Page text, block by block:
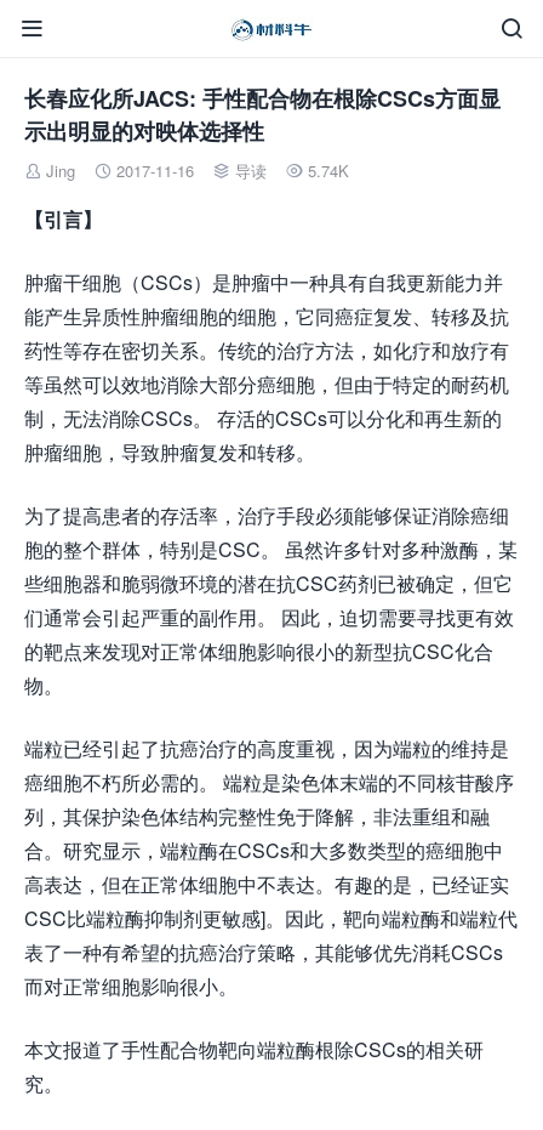


长春应化所JACS: 手性配合物在根除CSCs方面显
示出明显的对映体选择性
 Jing  2017-11-16  导读  5.74K
【引言】
肿瘤干细胞（CSCs）是肿瘤中一种具有自我更新能力并
能产生异质性肿瘤细胞的细胞，它同癌症复发、转移及抗
药性等存在密切关系。传统的治疗方法，如化疗和放疗有
等虽然可以效地消除大部分癌细胞，但由于特定的耐药机
制，无法消除CSCs。 存活的CSCs可以分化和再生新的
肿瘤细胞，导致肿瘤复发和转移。
为了提高患者的存活率，治疗手段必须能够保证消除癌细
胞的整个群体，特别是CSC。 虽然许多针对多种激酶，某
些细胞器和脆弱微环境的潜在抗CSC药剂已被确定，但它
们通常会引起严重的副作用。 因此，迫切需要寻找更有效
的靶点来发现对正常体细胞影响很小的新型抗CSC化合
物。
端粒已经引起了抗癌治疗的高度重视，因为端粒的维持是
癌细胞不朽所必需的。 端粒是染色体末端的不同核苷酸序
列，其保护染色体结构完整性免于降解，非法重组和融
合。研究显示，端粒酶在CSCs和大多数类型的癌细胞中
高表达，但在正常体细胞中不表达。有趣的是，已经证实
CSC比端粒酶抑制剂更敏感]。因此，靶向端粒酶和端粒代
表了一种有希望的抗癌治疗策略，其能够优先消耗CSCs
而对正常细胞影响很小。
本文报道了手性配合物靶向端粒酶根除CSCs的相关研
究。